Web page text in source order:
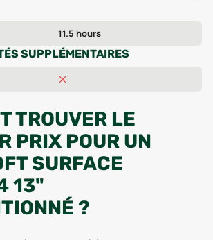
11.5 hours
SUPPLÉMENTAIRES
TROUVER LE
PRIX POUR UN
SURFACE
13"
?